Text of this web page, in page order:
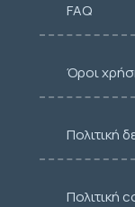
FAQ
Όροι
Πολιτική
Πολιτική